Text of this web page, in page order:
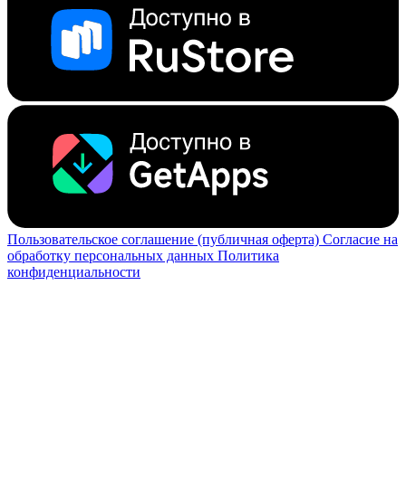
Пользовательское соглашение (публичная оферта) Согласие на
обработку персональных данных Политика
конфиденциальности